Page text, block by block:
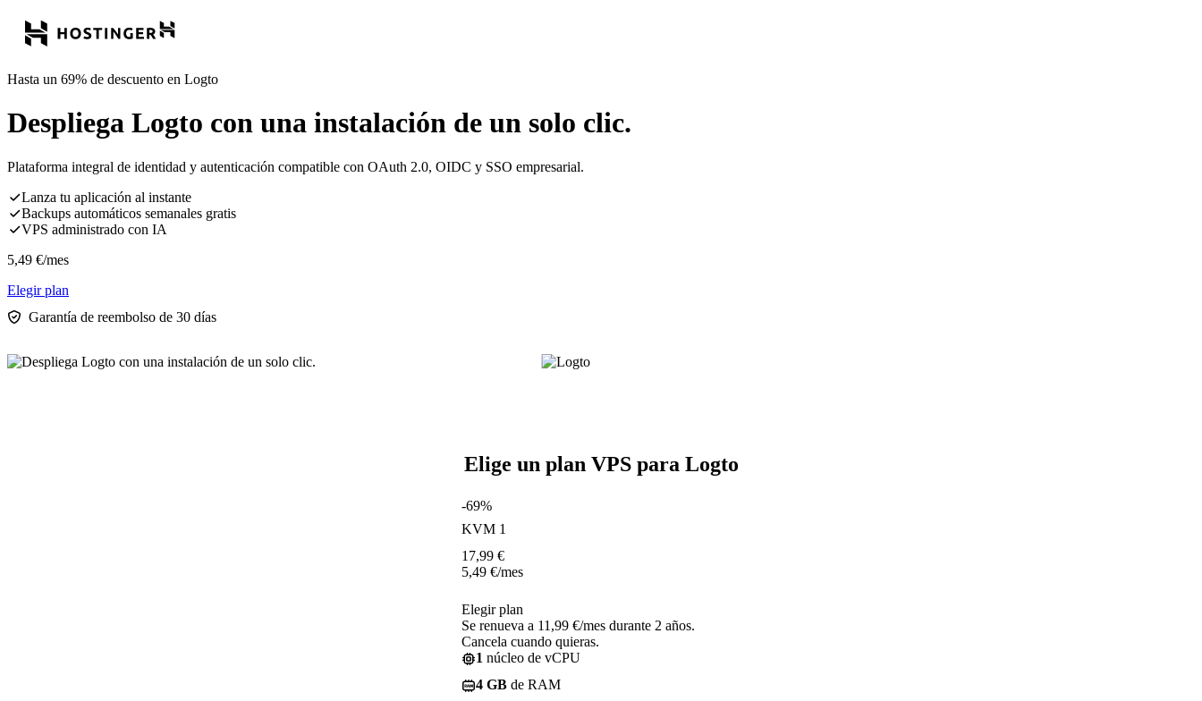
Hasta un 69% de descuento en Logto
Despliega Logto con una instalación de un solo clic.
Plataforma integral de identidad y autenticación compatible con OAuth 2.0, OIDC y SSO empresarial.
Lanza tu aplicación al instante
Backups automáticos semanales gratis
VPS administrado con IA
5,49 €/mes
Elegir plan
Garantía de reembolso de 30 días
Elige un plan VPS para Logto
-69%
KVM 1
17,99 €
5,49 €/mes
Elegir plan
Se renueva a 11,99 €/mes durante 2 años.
Cancela cuando quieras.
1 núcleo de vCPU
4 GB de RAM